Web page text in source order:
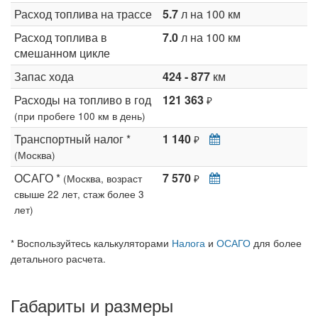
Расход топлива на трассе 5.7л на 100 км
Расход топлива в
смешанном цикле
7.0л на 100 км
Запас хода 424 - 877 км
Расходы на топливо в год
(при пробеге 100 км в день)
121 363 ₽
Транспортный налог *
(Москва)
1 140 ₽
ОСАГО * (Москва, возраст
свыше 22 лет, стаж более 3
лет)
7 570 ₽
* Воспользуйтесь калькуляторами Налога и ОСАГО для более
детального расчета.
Габариты и размеры